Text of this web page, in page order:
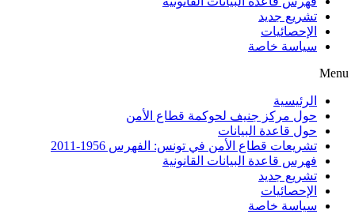
تشريع جديد
الإحصائيات
سياسة خاصة
Menu
الرئيسية
حول مركز جنيف لحوكمة قطاع الأمن
حول قاعدة البيانات
تشريعات قطاع الأمن في تونس: الفهرس 1956-2011
فهرس قاعدة البيانات القانونية
تشريع جديد
الإحصائيات
سياسة خاصة